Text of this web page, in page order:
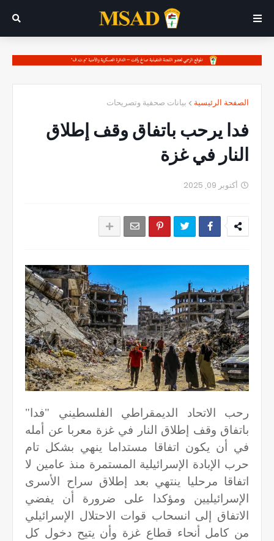
الصفحة الرئيسية بيانات صحفية وتصريحات
فدا يرحب باتفاق وقف إطلاق
النار في غزة
أكتوبر 09, 2025
رحب الاتحاد الديمقراطي الفلسطيني "فدا"
باتفاق وقف إطلاق النار في غزة معربا عن أمله
في أن يكون اتفاقا مستداما ينهي بشكل تام
حرب الإبادة الإسرائيلية المستمرة منذ عامين لا
اتفاقا مرحليا ينتهي بعد إطلاق سراح الأسرى
الإسرائيليين ومؤكدا على ضرورة أن يفضي
الاتفاق إلى انسحاب قوات الاحتلال الإسرائيلي
من كامل أنحاء قطاع غزة وأن يتيح دخول كل